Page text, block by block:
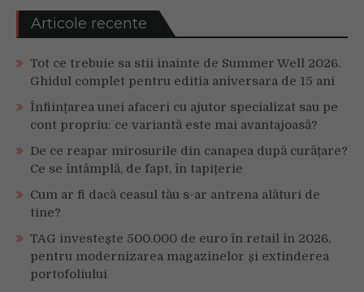
Articole recente
Tot ce trebuie sa stii inainte de Summer Well 2026.
Ghidul complet pentru editia aniversara de 15 ani
Înființarea unei afaceri cu ajutor specializat sau pe
cont propriu: ce variantă este mai avantajoasă?
De ce reapar mirosurile din canapea după curățare?
Ce se întâmplă, de fapt, în tapițerie
Cum ar fi dacă ceasul tău s-ar antrena alături de
tine?
TAG investește 500.000 de euro în retail în 2026,
pentru modernizarea magazinelor și extinderea
portofoliului